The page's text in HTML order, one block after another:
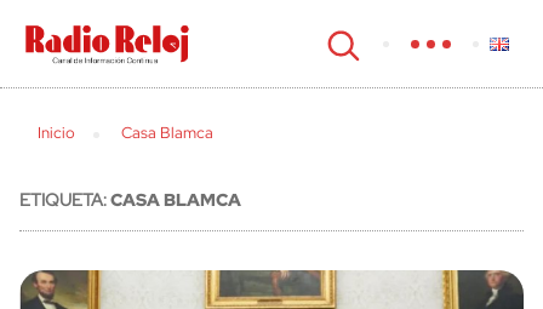
cerrar
Inicio Casa Blamca
ETIQUETA:CASA BLAMCA